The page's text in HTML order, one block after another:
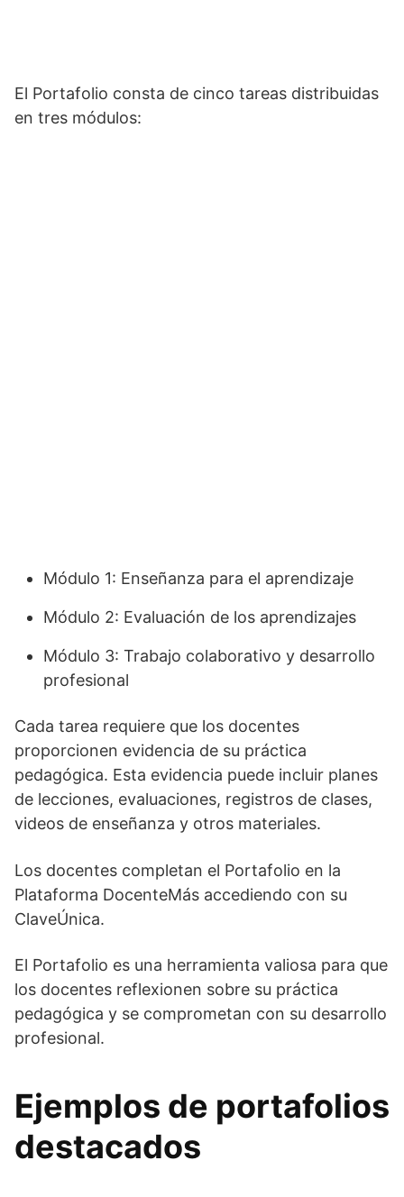
El Portafolio consta de cinco tareas distribuidas
en tres módulos:
Módulo 1: Enseñanza para el aprendizaje
Módulo 2: Evaluación de los aprendizajes
Módulo 3: Trabajo colaborativo y desarrollo
profesional
Cada tarea requiere que los docentes
proporcionen evidencia de su práctica
pedagógica. Esta evidencia puede incluir planes
de lecciones, evaluaciones, registros de clases,
videos de enseñanza y otros materiales.
Los docentes completan el Portafolio en la
Plataforma DocenteMás accediendo con su
ClaveÚnica.
El Portafolio es una herramienta valiosa para que
los docentes reflexionen sobre su práctica
pedagógica y se comprometan con su desarrollo
profesional.
Ejemplos de portafolios
destacados